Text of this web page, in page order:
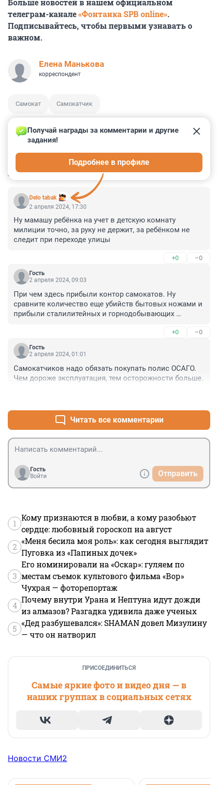
Больше новостей в нашем официальном
телеграм-канале«Фонтанка SPB online».
Подписывайтесь, чтобы первыми узнавать о
важном.
Елена Манькова
корреспондент
Самокат Самокатчик
КОММЕНТАРИИ 84
Delo tabak
Получай награды за комментарии и другие
задания!
Подробнее в профиле
2 апреля 2024, 17:30
Ну мамашу ребёнка на учет в детскую комнату
милиции точно, за руку не держит, за ребёнком не
следит при переходе улицы
+0 –0
Гость
2 апреля 2024, 09:03
При чем здесь прибыли контор самокатов. Ну
сравните количество еще убийств бытовых ножами и
прибыли сталилитейных и горнодобывающих
+0 –0
Гость
2 апреля 2024, 01:01
Самокатчиков надо обязать покупать полис ОСАГО.
Чем дороже эксплуатация, тем осторожности больше.
Читать все комментарии
Гость
Войти
Отправить
1
Кому признаются в любви, а кому разобьют
сердце: любовный гороскоп на август
2
«Меня бесила моя роль»: как сегодня выглядит
Пуговка из «Папиных дочек»
3
Его номинировали на «Оскар»: гуляем по
местам съемок культового фильма «Вор»
Чухрая — фоторепортаж
4
Почему внутри Урана и Нептуна идут дожди
из алмазов? Разгадка удивила даже ученых
5
«Дед разбушевался»: SHAMAN довел Мизулину
— что он натворил
ПРИСОЕДИНИТЬСЯ
Самые яркие фото и видео дня — в
наших группах в социальных сетях
Новости СМИ2